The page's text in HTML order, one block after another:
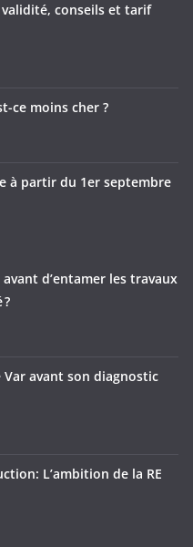
conseils et tarif
ce moins cher ?
à partir du 1er septembre
d’entamer les travaux
avant son diagnostic
L’ambition de la RE